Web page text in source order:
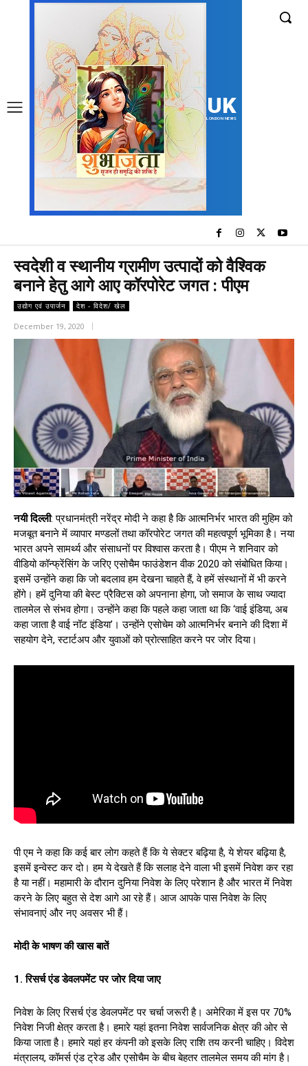
UK
LONDON NEWS
स्वदेशी व स्थानीय ग्रामीण उत्पादों को वैश्विक
बनाने हेतु आगे आए कॉरपोरेट जगत : पीएम
उद्योग एवं उपार्जन देश - विदेश/ खेल
December 19, 2020
नयी दिल्ली: प्रधानमंत्री नरेंद्र मोदी ने कहा है कि आत्मनिर्भर भारत की मुहिम को
मजबूत बनाने में व्यापार मण्डलों तथा कॉरपोरेट जगत की महत्वपूर्ण भूमिका है। नया
भारत अपने सामर्थ्य और संसाधनों पर विश्वास करता है। पीएम ने शनिवार को
वीडियो कॉन्फ्रेंसिंग के जरिए एसोचैम फाउंडेशन वीक 2020 को संबोधित किया।
इसमें उन्होंने कहा कि जो बदलाव हम देखना चाहते हैं, वे हमें संस्थानों में भी करने
होंगे। हमें दुनिया की बेस्ट प्रैक्टिस को अपनाना होगा, जो समाज के साथ ज्यादा
तालमेल से संभव होगा। उन्होंने कहा कि पहले कहा जाता था कि ‘वाई इंडिया, अब
कहा जाता है वाई नॉट इंडिया’। उन्होंने एसोचेम को आत्मनिर्भर बनाने की दिशा में
सहयोग देने, स्टार्टअप और युवाओं को प्रोत्साहित करने पर जोर दिया।
पी एम ने कहा कि कई बार लोग कहते हैं कि ये सेक्टर बढ़िया है, ये शेयर बढ़िया है,
इसमें इन्वेस्ट कर दो। हम ये देखते हैं कि सलाह देने वाला भी इसमें निवेश कर रहा
है या नहीं। महामारी के दौरान दुनिया निवेश के लिए परेशान है और भारत में निवेश
करने के लिए बहुत से देश आगे आ रहे हैं। आज आपके पास निवेश के लिए
संभावनाएं और नए अवसर भी हैं।
मोदी के भाषण की खास बातें
1. रिसर्च एंड डेवलपमेंट पर जोर दिया जाए
निवेश के लिए रिसर्च एंड डेवलपमेंट पर चर्चा जरूरी है। अमेरिका में इस पर 70%
निवेश निजी क्षेत्र करता है। हमारे यहां इतना निवेश सार्वजनिक क्षेत्र की ओर से
किया जाता है। हमारे यहां हर कंपनी को इसके लिए राशि तय करनी चाहिए। विदेश
मंत्रालय, कॉमर्स एंड ट्रेड और एसोचैम के बीच बेहतर तालमेल समय की मांग है।